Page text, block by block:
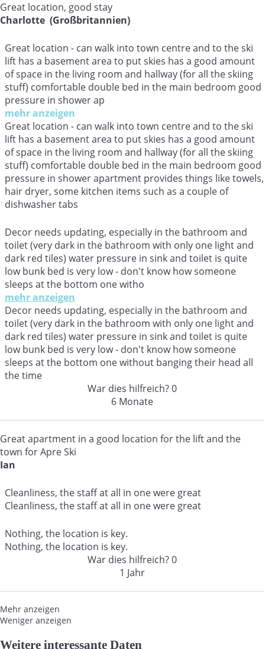
Great location, good stay
Charlotte (Großbritannien)
Great location - can walk into town centre and to the ski
lift has a basement area to put skies has a good amount
of space in the living room and hallway (for all the skiing
stuff) comfortable double bed in the main bedroom good
pressure in shower ap
mehr anzeigen
Great location - can walk into town centre and to the ski
lift has a basement area to put skies has a good amount
of space in the living room and hallway (for all the skiing
stuff) comfortable double bed in the main bedroom good
pressure in shower apartment provides things like towels,
hair dryer, some kitchen items such as a couple of
dishwasher tabs
Decor needs updating, especially in the bathroom and
toilet (very dark in the bathroom with only one light and
dark red tiles) water pressure in sink and toilet is quite
low bunk bed is very low - don't know how someone
sleeps at the bottom one witho
mehr anzeigen
Decor needs updating, especially in the bathroom and
toilet (very dark in the bathroom with only one light and
dark red tiles) water pressure in sink and toilet is quite
low bunk bed is very low - don't know how someone
sleeps at the bottom one without banging their head all
the time
War dies hilfreich?0
6 Monate
Great apartment in a good location for the lift and the
town for Apre Ski
Ian
Cleanliness, the staff at all in one were great
Cleanliness, the staff at all in one were great
Nothing, the location is key.
Nothing, the location is key.
War dies hilfreich?0
1 Jahr
Mehr anzeigen
Weniger anzeigen
Weitere interessante Daten